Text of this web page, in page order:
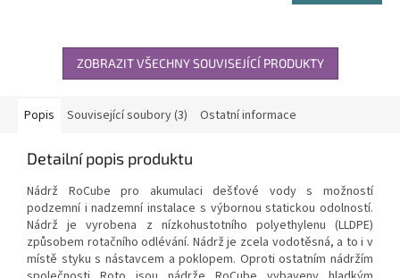
ZOBRAZIT VŠECHNY SOUVISEJÍCÍ PRODUKTY
Popis Související soubory (3) Ostatní informace
Detailní popis produktu
Nádrž RoCube pro akumulaci dešťové vody s možností
podzemní i nadzemní instalace s výbornou statickou odolností.
Nádrž je vyrobena z nízkohustotního polyethylenu (LLDPE)
způsobem rotačního odlévání. Nádrž je zcela vodotěsná, a to i v
místě styku s nástavcem a poklopem. Oproti ostatním nádržím